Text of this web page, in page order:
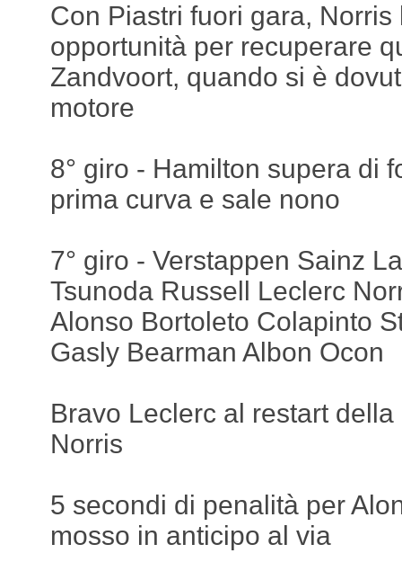
Con Piastri fuori gara, Norris
opportunità per recuperare
Zandvoort, quando si è
motore
8° giro - Hamilton supera di
prima curva e sale nono
7° giro - Verstappen Sainz
Tsunoda Russell Leclerc
Alonso Bortoleto Colapinto
Gasly Bearman Albon Ocon
Bravo Leclerc al restart
Norris
5 secondi di penalità per
mosso in anticipo al via